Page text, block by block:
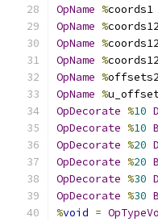
OpName %coords1
OpName %
OpName %
OpName %
OpName %
OpName %
OpDecorate %10
OpDecorate %10
OpDecorate %20
OpDecorate %20
OpDecorate %30
OpDecorate %30
%void =